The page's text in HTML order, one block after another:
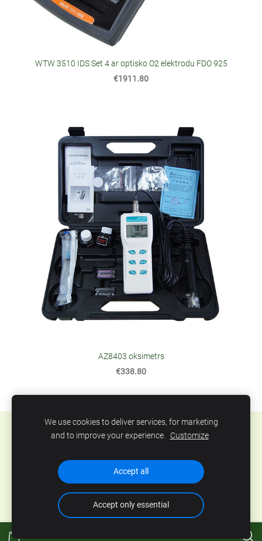
WTW 3510 IDS Set 4 ar optisko O2 elektrodu FDO 925
€1911.80
AZ8403 oksimetrs
€338.80
Sīkdatnes
SIA Abero, Mūkusalas 33, Rīga, Latvija. Tel.: +371
67801078, epasts:info@abero.lv
We use cookies to deliver services, for marketing
and to improve your experience. Customize
Accept all
Accept only essential